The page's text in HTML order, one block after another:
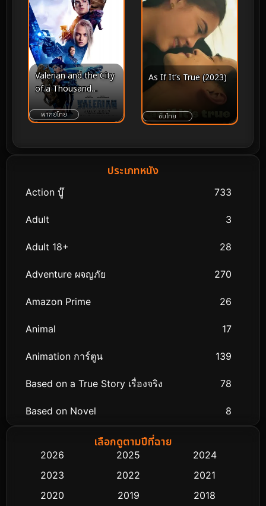
Valerian and the City
of a Thousand
Planets (2017) วาเล
เรียน พลิกจักรวาล
พากย์ไทย
As If It’s True (2023)
ซับไทย
ประเภทหนัง
Action บู๊ 733
Adult 3
Adult 18+ 28
Adventure ผจญภัย 270
Amazon Prime 26
Animal 17
Animation การ์ตูน 139
Based on a True Story เรื่องจริง 78
Based on Novel 8
Biography ชีวิตจริง
Classic หนังคลาสสิก
เลือกดูตามปีที่ฉาย
2026 2025
2024
2023
2022
2021
2020
2019
2018